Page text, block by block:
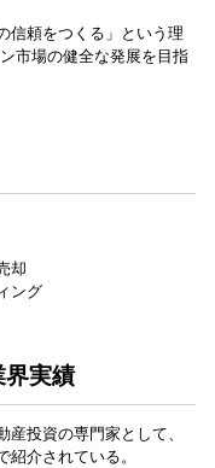
信頼をつくる」という理
市場の健全な発展を目指
却
ング
界実績
投資の専門家として、
介されている。